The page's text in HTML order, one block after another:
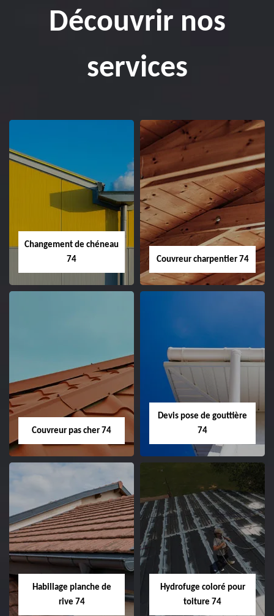
Découvrir nos
services
Changement de chéneau
74
Couvreur charpentier 74
Couvreur pas cher 74
Devis pose de gouttière
74
Habillage planche de
rive 74
Hydrofuge coloré pour
toiture 74